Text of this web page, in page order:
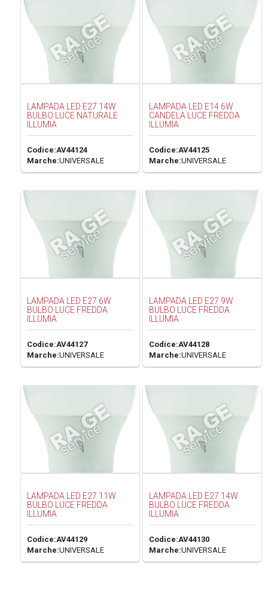
LAMPADA LED E27 14W
BULBO LUCE NATURALE
ILLUMIA
Codice:AV44124
Marche:UNIVERSALE
LAMPADA LED E14 6W
CANDELA LUCE FREDDA
ILLUMIA
Codice:AV44125
Marche:UNIVERSALE
LAMPADA LED E27 6W
BULBO LUCE FREDDA
ILLUMIA
Codice:AV44127
Marche:UNIVERSALE
LAMPADA LED E27 9W
BULBO LUCE FREDDA
ILLUMIA
Codice:AV44128
Marche:UNIVERSALE
LAMPADA LED E27 11W
BULBO LUCE FREDDA
ILLUMIA
Codice:AV44129
Marche:UNIVERSALE
LAMPADA LED E27 14W
BULBO LUCE FREDDA
ILLUMIA
Codice:AV44130
Marche:UNIVERSALE